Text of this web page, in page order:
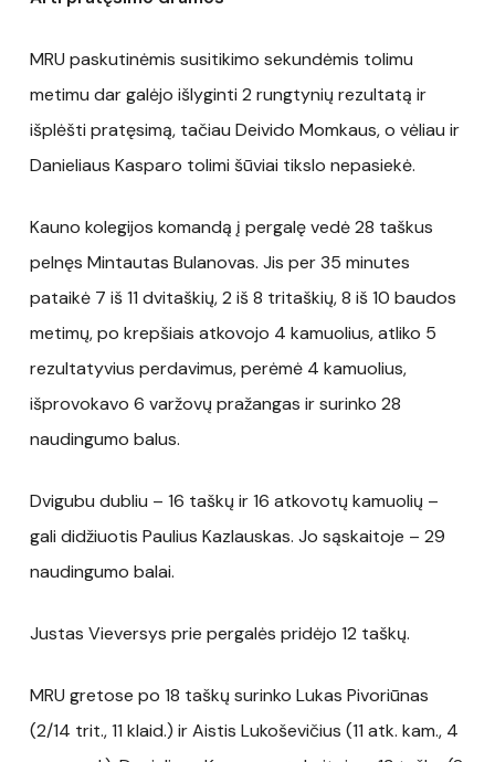
MRU paskutinėmis susitikimo sekundėmis tolimu
metimu dar galėjo išlyginti 2 rungtynių rezultatą ir
išplėšti pratęsimą, tačiau Deivido Momkaus, o vėliau ir
Danieliaus Kasparo tolimi šūviai tikslo nepasiekė.
Kauno kolegijos komandą į pergalę vedė 28 taškus
pelnęs Mintautas Bulanovas. Jis per 35 minutes
pataikė 7 iš 11 dvitaškių, 2 iš 8 tritaškių, 8 iš 10 baudos
metimų, po krepšiais atkovojo 4 kamuolius, atliko 5
rezultatyvius perdavimus, perėmė 4 kamuolius,
išprovokavo 6 varžovų pražangas ir surinko 28
naudingumo balus.
Dvigubu dubliu – 16 taškų ir 16 atkovotų kamuolių –
gali didžiuotis Paulius Kazlauskas. Jo sąskaitoje – 29
naudingumo balai.
Justas Vieversys prie pergalės pridėjo 12 taškų.
MRU gretose po 18 taškų surinko Lukas Pivoriūnas
(2/14 trit., 11 klaid.) ir Aistis Lukoševičius (11 atk. kam., 4